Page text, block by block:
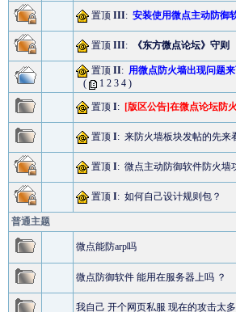
置顶 III: 安装使用微点主动防御
置顶 III: 《东方微点论坛》守则
置顶 II: 用微点防火墙出现问题
(
1 2 3 4 )
置顶 I: [版区公告]在微点论坛防
置顶 I: 来防火墙板块发帖的先来
置顶 I: 微点主动防御软件防火墙
置顶 I: 如何自己设计规则包？
普通主题
微点能防arp吗
微点防御软件 能用在服务器上吗 ？
我自己 开个网页私服 现在的攻击太